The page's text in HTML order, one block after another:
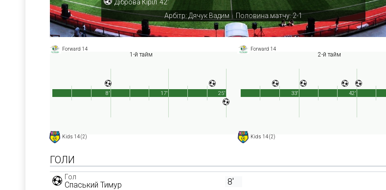
Діброва Кіріл 42'
Арбітр: Дячук Вадим | Половина матчу: 2-1
Forward 14
1-й тайм
Kids 14 (2)
25'
8' 17'
Forward 14
2-й тайм
Kids 14 (2)
33' 42'
ГОЛИ
Гол
Спаський Тимур 8'